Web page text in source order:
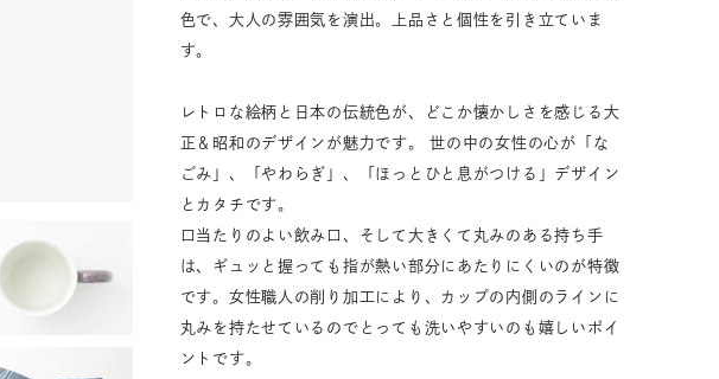
ボンボニエール動物モチーフ
色で、大人の雰囲気を演出。上品さと個性を引き立ていま
す。
レトロな絵柄と日本の伝統色が、どこか懐かしさを感じる大
正＆昭和のデザインが魅力です。 世の中の女性の心が「な
ごみ」、「やわらぎ」、「ほっとひと息がつける」デザイン
とカタチです。
口当たりのよい飲み口、そして大きくて丸みのある持ち手
は、ギュッと握っても指が熱い部分にあたりにくいのが特徴
です。女性職人の削り加工により、カップの内側のラインに
丸みを持たせているのでとっても洗いやすいのも嬉しいポイ
ントです。